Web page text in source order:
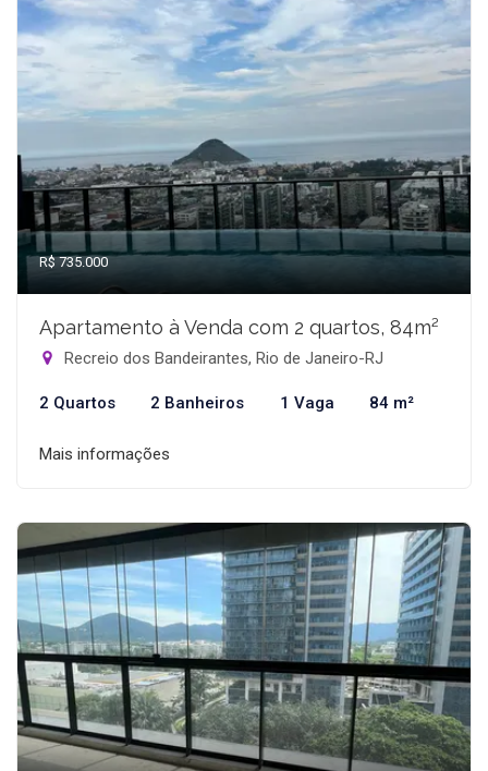
R$ 735.000
Apartamento à Venda com 2 quartos, 84m²
Recreio dos Bandeirantes, Rio de Janeiro-RJ
2 Quartos 2 Banheiros 1 Vaga 84 m²
Mais informações